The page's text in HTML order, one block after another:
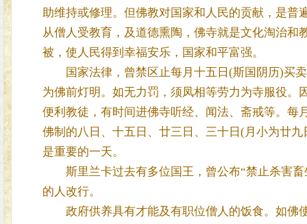
助维持或修理。但佛教对国家和人民的贡献，是普
从僧人受教育，及道德熏陶，佛寺就是文化淘治
被，使人民得到幸福安乐，国家和平富强。
国家法律，曾禁区止每月十五日(斯国阴历)买卖
为佛前灯明。如无力罚，须凤相等劳力为寺服役
便利教徒，有时间进佛寺听经、闻法、斋戒等。
佛制的八日、十五日、廿三日、三十日(月小为廿
是重要的一天。
斯里兰卡过去有多位国王，曾公布“禁止杀害畜
的人改行。
政府供养具有才能及有职位僧人的饭食。如佛使